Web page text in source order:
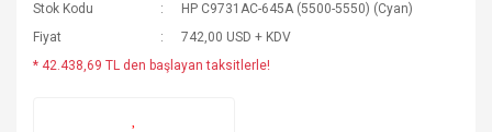
Stok Kodu
HP C9731AC-645A (5500-5550) (Cyan)
Fiyat
742,00 USD + KDV
* 42.438,69 TL den başlayan taksitlerle!